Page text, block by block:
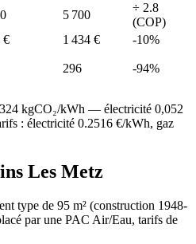
5 700
÷ 2.8
(COP)
€ 1 434 € -10%
296 -94%
kgCO₂/kWh — électricité 0,052
: électricité 0.2516 €/kWh, gaz
Les Metz
type de 95 m² (construction 1948-
par une PAC Air/Eau, tarifs de